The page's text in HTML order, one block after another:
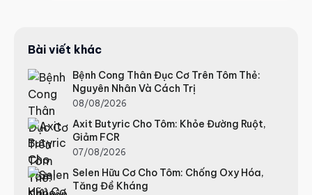
Bài viết khác
Bệnh Cong Thân Đục Cơ Trên Tôm Thẻ:
Nguyên Nhân Và Cách Trị
08/08/2026
Axit Butyric Cho Tôm: Khỏe Đường Ruột,
Giảm FCR
07/08/2026
Selen Hữu Cơ Cho Tôm: Chống Oxy Hóa,
Tăng Đề Kháng